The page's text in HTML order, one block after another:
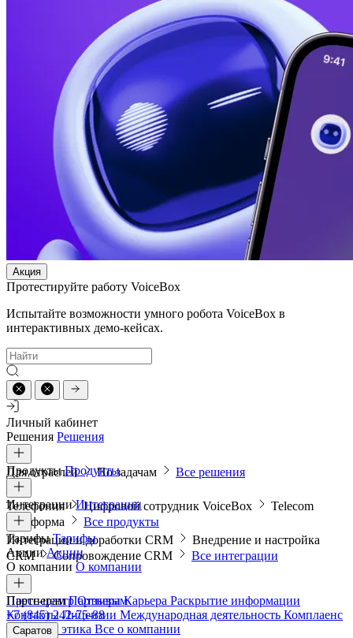
Акция
Протестируйте работу VoiceBox
Испытайте возможности умного робота VoiceBox в
интерактивных демо-кейсах.
Личный кабинет
Решения Решения
Для отраслей По задачам Все решения
ПродуктыПродукты
Телефония Цифровой сотрудник VoiceBox
Telecom
платформа
Все продукты
ИнтеграцииИнтеграции
Интеграции и доработки CRM
Внедрение и настройка
CRM
Сопровождение CRM Все интеграции
ТарифыТарифы
АкцииАкции
О компании О компании
Пресс-центрОтзывыКарьера Раскрытие информации
КонтактыЛицензии Международная деятельность Комплаенс
и деловая этика Все о компании
ПартнерамПартнерам
+7 (845) 242-75-88
Саратов